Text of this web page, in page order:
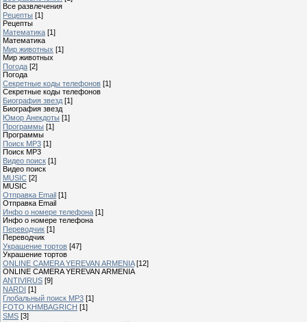
Все развлечения
Рецепты [1]
Рецепты
Математика [1]
Математика
Мир животных [1]
Мир животных
Погода [2]
Погода
Секретные коды телефонов [1]
Секретные коды телефонов
Биография звезд [1]
Биография звезд
Юмор Анекдоты [1]
Программы [1]
Программы
Поиск MP3 [1]
Поиск MP3
Видео поиск [1]
Видео поиск
MUSIC [2]
MUSIC
Отправка Email [1]
Отправка Email
Инфо о номере телефона [1]
Инфо о номере телефона
Переводчик [1]
Переводчик
Украшение тортов [47]
Украшение тортов
ONLINE CAMERA YEREVAN ARMENIA [12]
ONLINE CAMERA YEREVAN ARMENIA
ANTIVIRUS [9]
NARDI [1]
Глобальный поиск MP3 [1]
FOTO KHMBAGRICH [1]
SMS [3]